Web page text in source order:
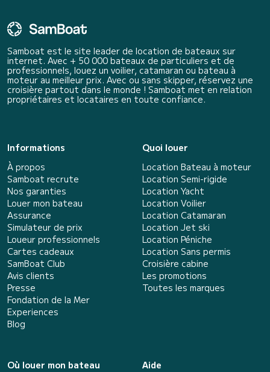
Samboat est le site leader de location de bateaux sur
internet. Avec + 50 000 bateaux de particuliers et de
professionnels, louez un voilier, catamaran ou bateau à
moteur au meilleur prix. Avec ou sans skipper, réservez une
croisière partout dans le monde ! Samboat met en relation
propriétaires et locataires en toute confiance.
Informations
À propos
Samboat recrute
Nos garanties
Louer mon bateau
Assurance
Simulateur de prix
Loueur professionnels
Cartes cadeaux
SamBoat Club
Avis clients
Presse
Fondation de la Mer
Experiences
Blog
Quoi louer
Location Bateau à moteur
Location Semi-rigide
Location Yacht
Location Voilier
Location Catamaran
Location Jet ski
Location Péniche
Location Sans permis
Croisière cabine
Les promotions
Toutes les marques
Où louer mon bateau
Aide